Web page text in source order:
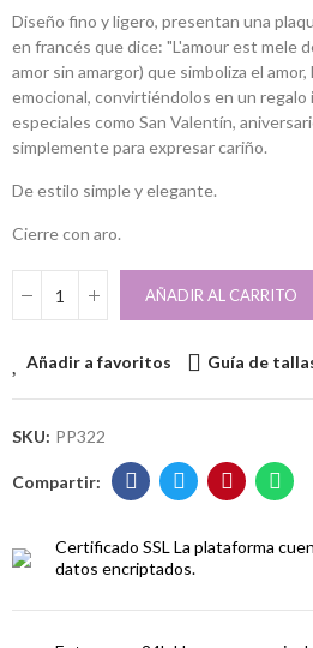
Diseño fino y ligero, presentan una
en francés que dice: "L'amour est mele
amor sin amargor) que simboliza el
emocional, convirtiéndolos en un regalo
especiales como San Valentín,
simplemente para expresar cariño.
De estilo simple y elegante.
Cierre con aro.
AÑADIR AL CARRITO
Añadir a favoritos Guía de
SKU: PP322
Certificado SSL La plataforma
datos encriptados.